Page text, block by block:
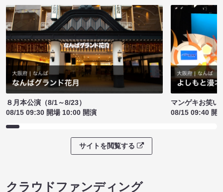
８月本公演（8/1～8/23）
08/15 09:30 開場 10:00 開演
マンゲキお笑い
08/15 09:40 開
サイトを閲覧する
クラウドファンディング